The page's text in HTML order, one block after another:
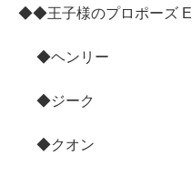
◆◆王子様のプロポーズ
◆ヘンリー
◆ジーク
◆クオン